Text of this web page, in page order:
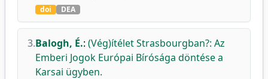
doi DEA
3.Balogh, É.: (Vég)ítélet Strasbourgban?: Az
Emberi Jogok Európai Bírósága döntése a
Karsai ügyben.